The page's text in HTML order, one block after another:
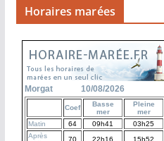
Horaires marées